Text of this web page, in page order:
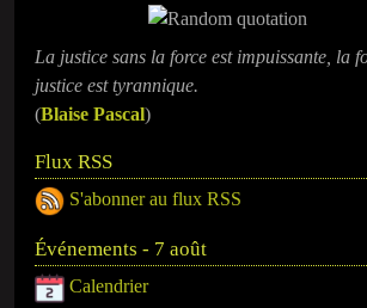
La justice sans la force est impuissante, la
justice est tyrannique.
(Blaise Pascal)
Flux RSS
S'abonner au flux RSS
Événements - 7 août
Calendrier